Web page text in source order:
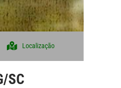
Localização
SC